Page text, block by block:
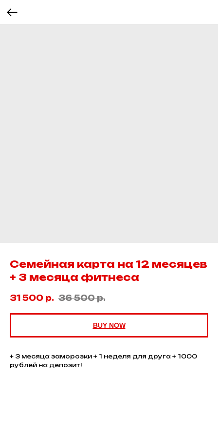
Семейная карта на 12 месяцев
+ 3 месяца фитнеса
31 500 р. 36 500 р.
BUY NOW
+ 3 месяца заморозки + 1 неделя для друга + 1000
рублей на депозит!